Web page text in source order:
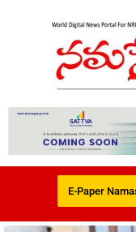
E-Paper